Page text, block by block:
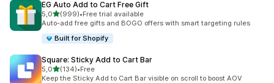
EG Auto Add to Cart Free Gift
5,0na 5 gwiazdek
(999)
Łączna liczba recenzji: 999
•Free trial available
Auto-add free gifts and BOGO offers with smart targeting rules
Built for Shopify
Square: Sticky Add to Cart Bar
5,0na 5 gwiazdek
(134)
Łączna liczba recenzji: 134
•Free
Keep the Sticky Add to Cart Bar visible on scroll to boost AOV